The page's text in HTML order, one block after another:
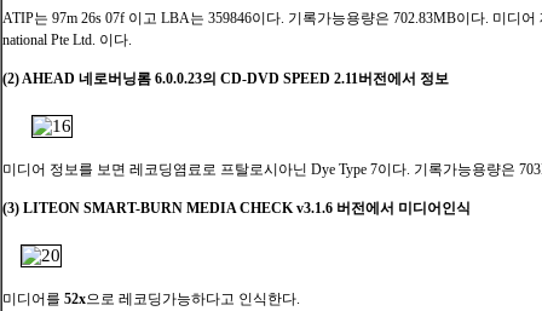
ATIP는 97m 26s 07f 이고 LBA는 359846이다. 기록가능용량은 702.83MB이다. 미디어
national Pte Ltd. 이다.
(2) AHEAD 네로버닝롬 6.0.0.23의 CD-DVD SPEED 2.11버전에서 정보
미디어 정보를 보면 레코딩염료로 프탈로시아닌 Dye Type 7이다. 기록가능용량은
(3) LITEON SMART-BURN MEDIA CHECK v3.1.6 버전에서 미디어인식
미디어를 52x으로 레코딩가능하다고 인식한다.